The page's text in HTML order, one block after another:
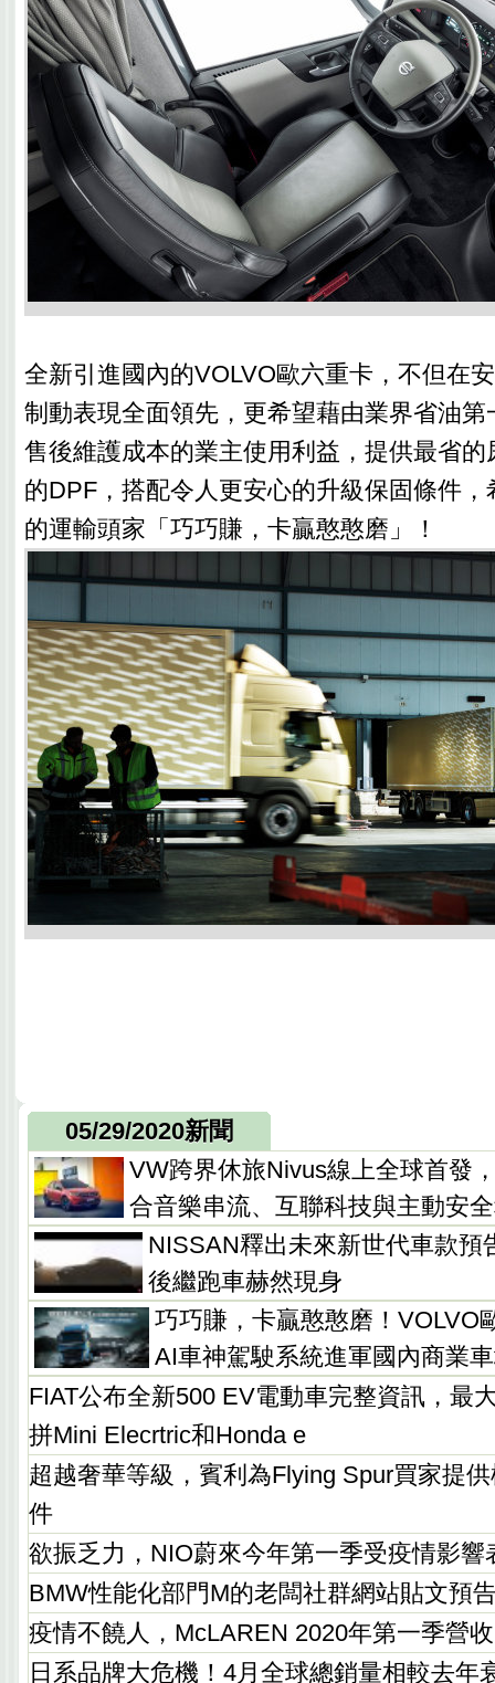
全新引進國內的VOLVO歐六重卡，不但在
制動表現全面領先，更希望藉由業界省油
售後維護成本的業主使用利益，提供最省
的DPF，搭配令人更安心的升級保固條件
的運輸頭家「巧巧賺，卡贏憨憨磨」！
05/29/2020新聞
VW跨界休旅Nivus線上全球首發
合音樂串流、互聯科技與主動安
NISSAN釋出未來新世代車款預
後繼跑車赫然現身
巧巧賺，卡贏憨憨磨！VOLVO
AI車神駕駛系統進軍國內商業
FIAT公布全新500 EV電動車完整資訊，最
拼Mini Elecrtric和Honda e
超越奢華等級，賓利為Flying Spur買家提
件
欲振乏力，NIO蔚來今年第一季受疫情影響
BMW性能化部門M的老闆社群網站貼文預
疫情不饒人，McLAREN 2020年第一季營
日系品牌大危機！4月全球總銷量相較去年